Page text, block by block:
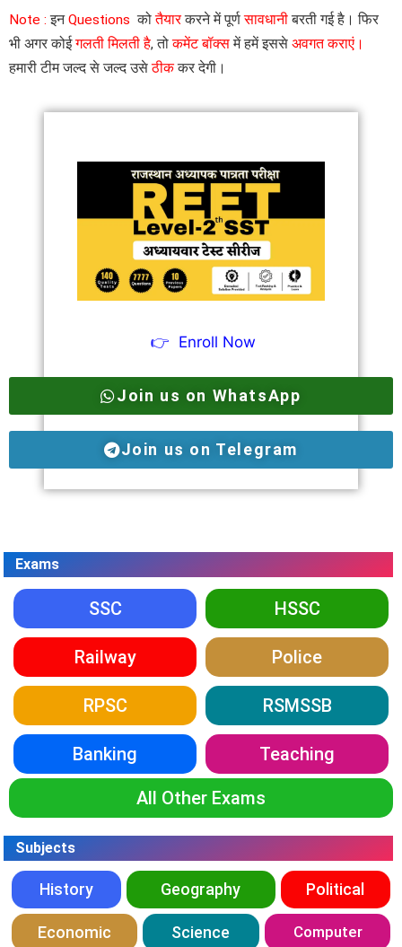
Note : इनQuestions कोतैयारकरने में पूर्णसावधानीबरती गई है। फिर
भी अगर कोईगलती मिलती है, तोकमेंट बॉक्समें हमें इससे अवगत कराएं।
हमारी टीम जल्द से जल्द उसेठीककर देगी।
👉 Enroll Now
Join us on WhatsApp
Join us on Telegram
Exams
SSC HSSC
Railway Police
RPSC RSMSSB
Banking Teaching
All Other Exams
Subjects
History Geography Political
Economic Science Computer